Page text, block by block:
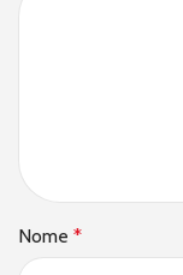
Nome *